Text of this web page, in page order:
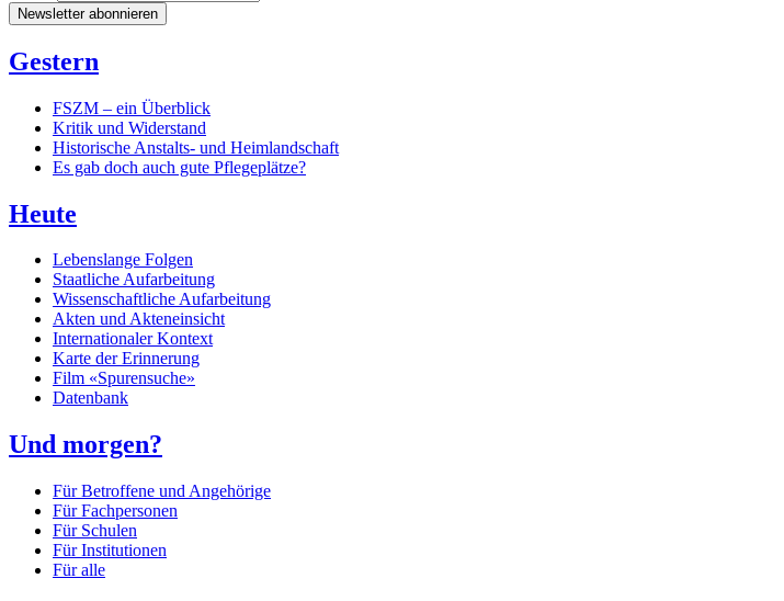
Newsletter abonnieren
Gestern
FSZM – ein Überblick
Kritik und Widerstand
Historische Anstalts- und Heimlandschaft
Es gab doch auch gute Pflegeplätze?
Heute
Lebenslange Folgen
Staatliche Aufarbeitung
Wissenschaftliche Aufarbeitung
Akten und Akteneinsicht
Internationaler Kontext
Karte der Erinnerung
Film «Spurensuche»
Datenbank
Und morgen?
Für Betroffene und Angehörige
Für Fachpersonen
Für Schulen
Für Institutionen
Für alle